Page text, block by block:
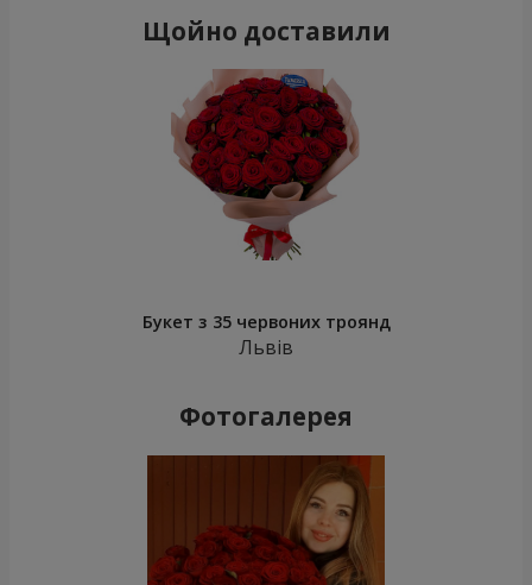
Щойно доставили
Букет з 35 червоних троянд
Львів
Фотогалерея